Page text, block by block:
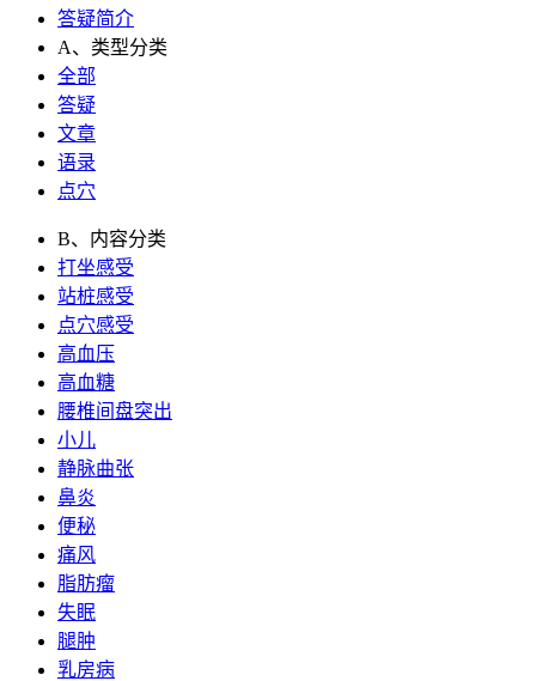
答疑简介
A、类型分类
全部
答疑
文章
语录
点穴
B、内容分类
打坐感受
站桩感受
点穴感受
高血压
高血糖
腰椎间盘突出
小儿
静脉曲张
鼻炎
便秘
痛风
脂肪瘤
失眠
腿肿
乳房病